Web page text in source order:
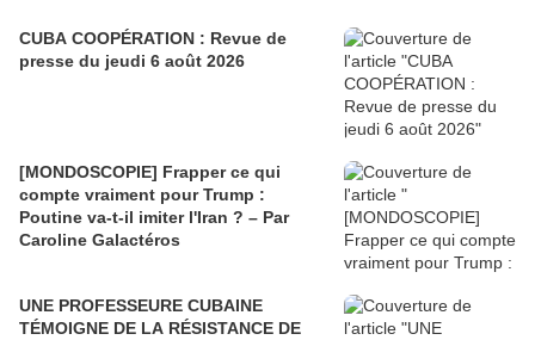
CUBA COOPÉRATION : Revue de
presse du jeudi 6 août 2026
[MONDOSCOPIE] Frapper ce qui
compte vraiment pour Trump :
Poutine va-t-il imiter l'Iran ? – Par
Caroline Galactéros
UNE PROFESSEURE CUBAINE
TÉMOIGNE DE LA RÉSISTANCE DE